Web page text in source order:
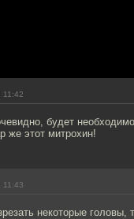
11:42
будет
же этот митрохин!
11:43
некоторые головы,